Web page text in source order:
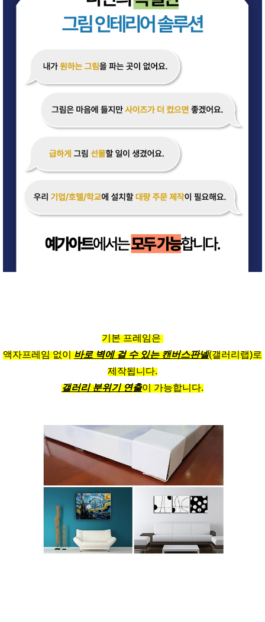
기본 프레임은
액자프레임 없이 바로 벽에 걸 수 있는 캔버스판넬(갤러리랩)로
제작됩니다.
갤러리 분위기 연출이 가능합니다.